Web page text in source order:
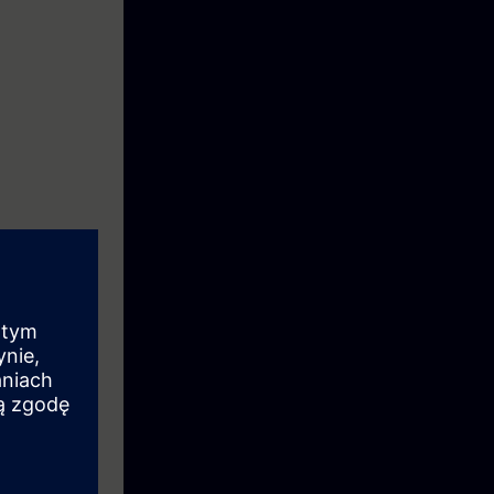
systems,
the
to
and